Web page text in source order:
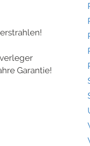
Garantie!